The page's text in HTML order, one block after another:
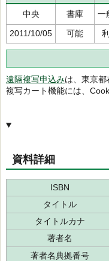
中央
書庫 一
2011/10/05
可能
遠隔複写申込みは、東京
複写カート機能には、
資料詳細
ISBN
タイトル
タイトルカナ
著者名
著者名典拠番号